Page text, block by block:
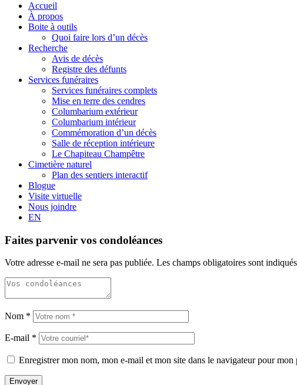
Accueil
À propos
Boite à outils
Quoi faire lors d’un décès
Recherche
Avis de décès
Registre des défunts
Services funéraires
Services funéraires complets
Mise en terre des cendres
Columbarium extérieur
Columbarium intérieur
Commémoration d’un décès
Salle de réception intérieure
Le Chapiteau Champêtre
Cimetière naturel
Plan des sentiers interactif
Blogue
Visite virtuelle
Nous joindre
EN
Faites parvenir vos condoléances
Votre adresse e-mail ne sera pas publiée. Les champs obligatoires sont
Nom *
E-mail *
Enregistrer mon nom, mon e-mail et mon site dans le navigateur pour mon